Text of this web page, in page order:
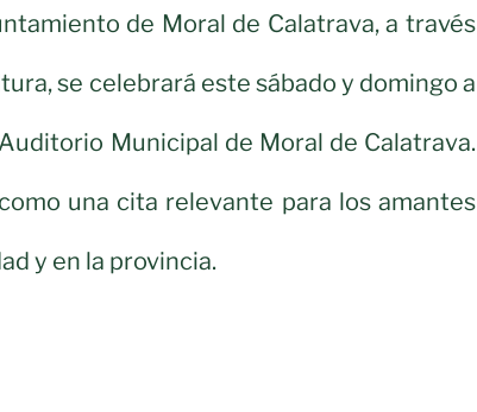
de Moral de Calatrava, a través
se celebrará este sábado y domingo a
Municipal de Moral de Calatrava.
una cita relevante para los amantes
y en la provincia.